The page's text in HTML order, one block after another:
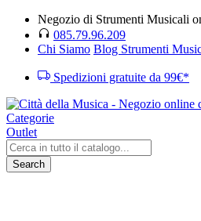
Negozio di Strumenti Musicali
085.79.96.209
Chi Siamo Blog Strumenti
Spedizioni gratuite da 99€*
Categorie
Outlet
Search